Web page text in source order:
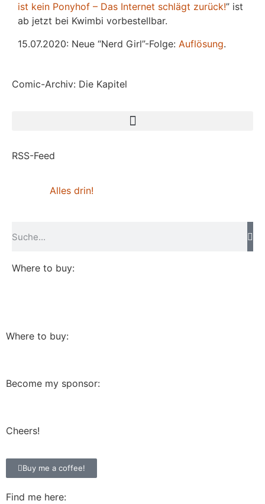
ist kein Ponyhof – Das Internet schlägt zurück!” ist
ab jetzt bei Kwimbi vorbestellbar.
15.07.2020: Neue “Nerd Girl”-Folge: Auflösung.
Comic-Archiv: Die Kapitel
RSS-Feed
Alles drin!
Where to buy:
Where to buy:
Become my sponsor:
Cheers!
Buy me a coffee!
Find me here: